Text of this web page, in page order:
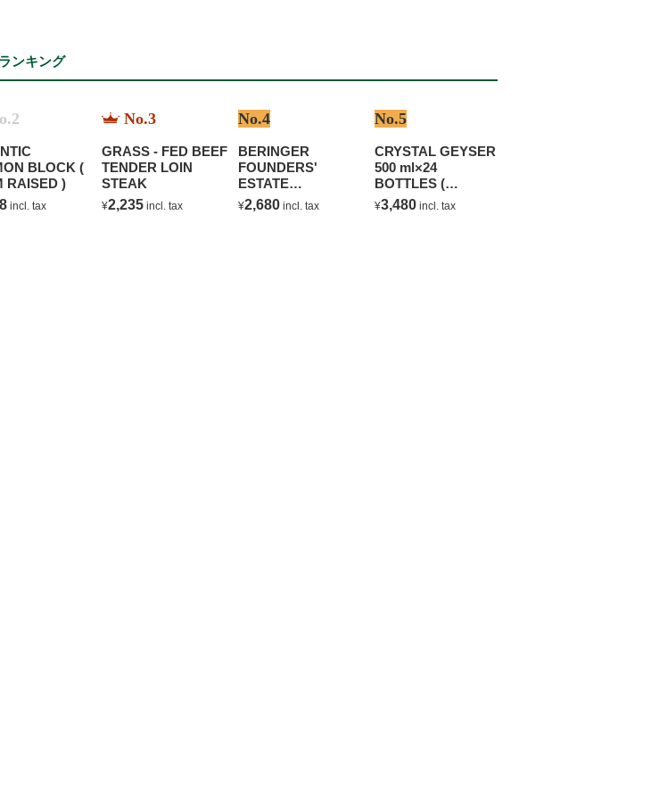
ンキング
BLOCK (
RAISED )
incl. tax
No.3
GRASS - FED BEEF
TENDER LOIN
STEAK
¥2,235 incl. tax
No.4
BERINGER
FOUNDERS'
ESTATE
CHARDONNAY
¥2,680 incl. tax
No.5
CRYSTAL GEYSER
500 ml×24
BOTTLES (
NATURAL
MINERAL WATER )
¥3,480 incl. tax